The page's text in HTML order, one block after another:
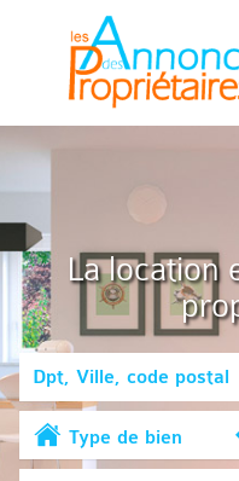
La location
Type de bien